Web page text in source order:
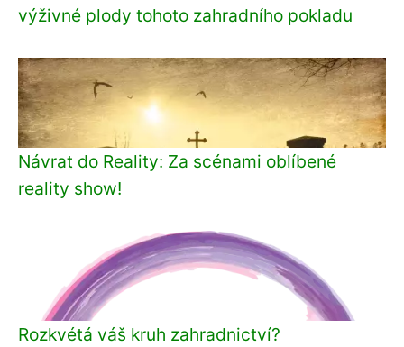
výživné plody tohoto zahradního pokladu
Návrat do Reality: Za scénami oblíbené
reality show!
Rozkvétá váš kruh zahradnictví?